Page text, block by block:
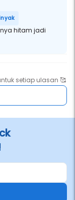
hitam jadi
setiap ulasan 🥰